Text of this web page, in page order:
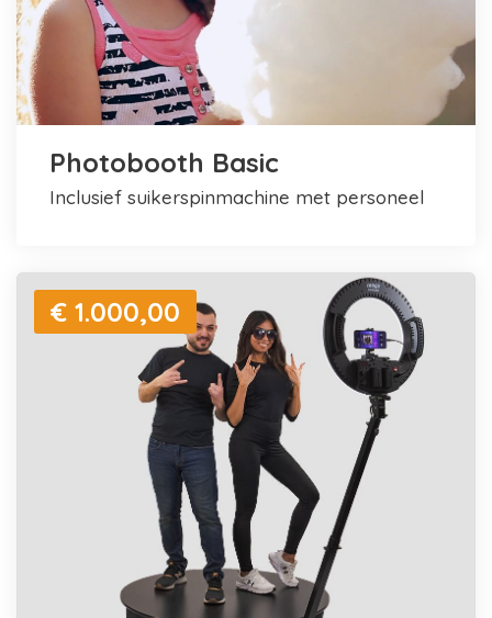
Photobooth Basic
inclusief suikerspinmachine met personeel
€ 1.000,00